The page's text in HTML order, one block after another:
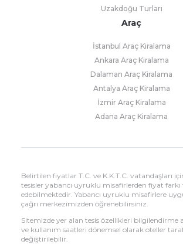
Uzakdoğu Turları
Araç
İstanbul Araç Kiralama
Ankara Araç Kiralama
Dalaman Araç Kiralama
Antalya Araç Kiralama
İzmir Araç Kiralama
Adana Araç Kiralama
Belirtilen fiyatlar T.C. ve K.K.T.C. vatandaşları
tesisler yabancı uyruklu misafirlerden fiyat farkı
edebilmektedir. Yabancı uyruklu misafirlere
çağrı merkezimizden öğrenebilirsiniz.
Sitemizde yer alan tesis özellikleri bilgilendirme
ve kullanım saatleri dönemsel olarak oteller
değiştirilebilir.